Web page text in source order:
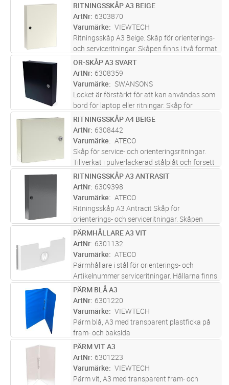
ST Lägg i kundvagn
RITNINGSSKÅP A3 BEIGE
ArtNr 6303870
Varumärke
VIEWTECH
Ritningsskåp A3 Beige. Skåp för orienterings-
och serviceritningar. Skåpen finns i två format
för pärmar A4 och A3. Luckan öppnas med
brandkårsnyckel. Skåpen är tillverkade i
stålplåt och finns i fär...läs mer
ST Lägg i kundvagn
OR-SKÅP A3 SVART
ArtNr 6308359
Varumärke
SWANSONS
Locket är förstärkt för att kan användas som
bord för laptop eller ritningar. Skåp för
orienteringsritningar som öppnas med
brandkårsnyckel och kan monteras åt valfritt
håll. Hållare för pärm i dörr.
ST Lägg i kundvagn
RITNINGSSKÅP A4 BEIGE
ArtNr 6308442
Varumärke
ATECO
Skåp för service- och orienteringsritningar.
Tillverkat i pulverlackerad stålplåt och försett
med brandkårslås.
ST Lägg i kundvagn
RITNINGSSKÅP A3 ANTRASIT
ArtNr 6309398
Varumärke
ATECO
Ritningsskåp A3 Antracit Skåp för
orienterings- och serviceritningar. Skåpen
finns i två format för pärmar A4 och A3.
Luckan öppnas med brandkårsnyckel. Skåpen
är tillverkade i stålplåt och finns i f
ST Lägg i kundvagn
PÄRMHÅLLARE A3 VIT
ArtNr 6301132
Varumärke
ATECO
Pärmhållare i stål för orienterings- och
Artikelnummer serviceritningar. Hållarna finns
i två format för parmar A4 och A3. Hållarna ar
tillverkade i stålplåt och ar lackade i vitt.
ST Lägg i kundvagn
PÄRM BLÅ A3
ArtNr 6301220
Varumärke
VIEWTECH
Pärm blå, A3 med transparent plastficka på
fram- och baksida
ST Lägg i kundvagn
PÄRM VIT A3
ArtNr 6301223
Varumärke
VIEWTECH
Pärm vit, A3 med transparent fram- och